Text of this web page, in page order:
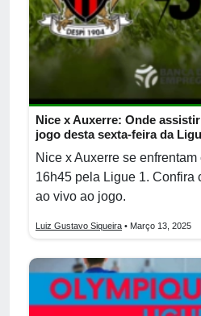
Nice x Auxerre: Onde
jogo desta sexta-feira da
Nice x Auxerre se
16h45 pela Ligue 1. Confira
ao vivo ao jogo.
Luiz Gustavo Siqueira • Março 13, 2025